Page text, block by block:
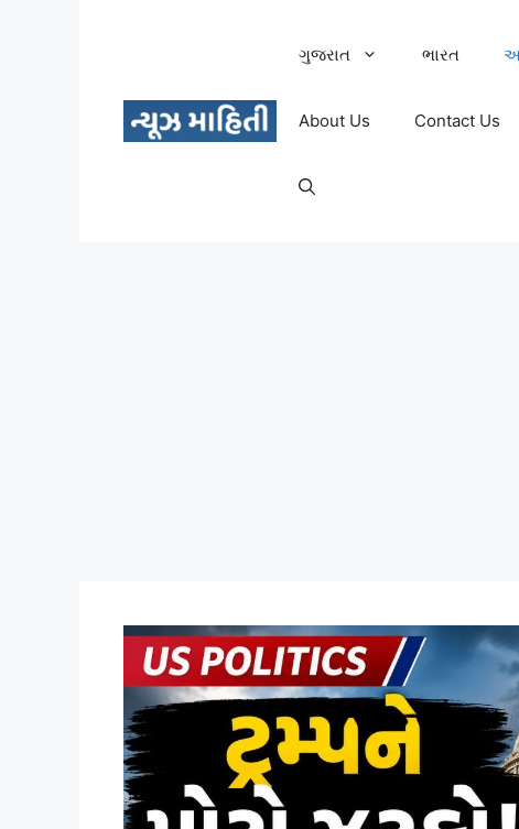
ગુજરાત ભારત
About Us Contact Us